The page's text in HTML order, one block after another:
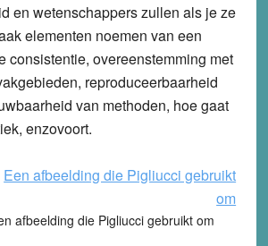
en wetenschappers zullen als je ze
elementen noemen van een
consistentie, overeenstemming met
reproduceerbaarheid
van methoden, hoe gaat
enzovoort.
afbeelding die Pigliucci gebruikt om